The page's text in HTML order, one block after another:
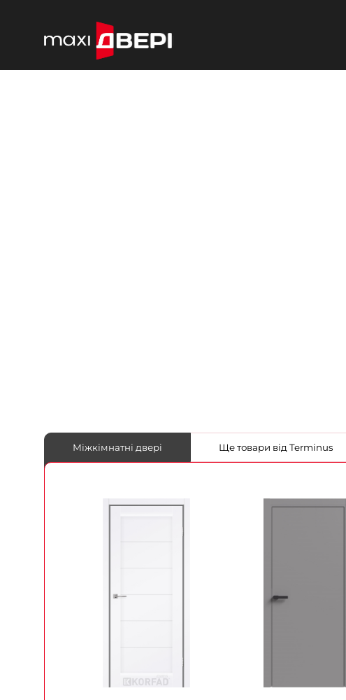
Міжкімнатні двері Ще товари від Terminus